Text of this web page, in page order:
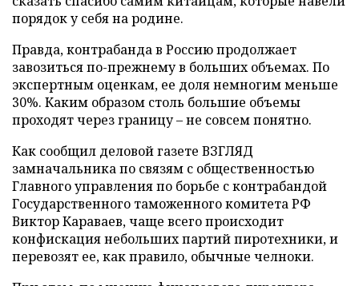
порядок у себя на родине.
Правда, контрабанда в Россию продолжает
завозиться по-прежнему в больших объемах. По
экспертным оценкам, ее доля немногим меньше
30%. Каким образом столь большие объемы
проходят через границу – не совсем понятно.
Как сообщил деловой газете ВЗГЛЯД
замначальника по связям с общественностью
Главного управления по борьбе с контрабандой
Государственного таможенного комитета РФ
Виктор Караваев, чаще всего происходит
конфискация небольших партий пиротехники, и
перевозят ее, как правило, обычные челноки.